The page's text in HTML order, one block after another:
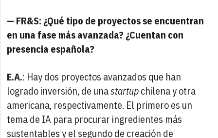
— FR&S: ¿Qué tipo de proyectos se encuentran
en una fase más avanzada? ¿Cuentan con
presencia española?
E.A.: Hay dos proyectos avanzados que han
logrado inversión, de unastartupchilena y otra
americana, respectivamente. El primero es un
tema de IA para procurar ingredientes más
sustentables y el segundo de creación de